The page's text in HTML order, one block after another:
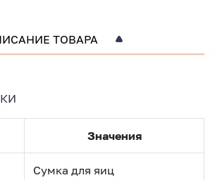
ТОВАРА
Значения
Сумка для яиц